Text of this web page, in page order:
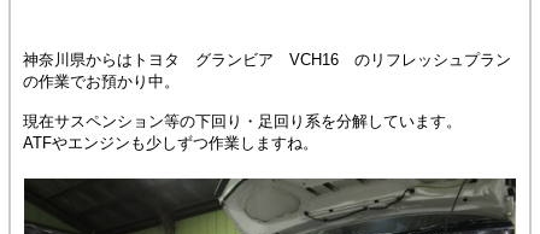
神奈川県からはトヨタ グランビア VCH16 のリフレッシュプラン
の作業でお預かり中。
現在サスペンション等の下回り・足回り系を分解しています。
ATFやエンジンも少しずつ作業しますね。